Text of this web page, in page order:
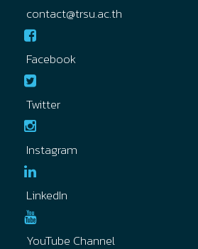
contact@trsu.ac.th
Facebook
Twitter
Instagram
LinkedIn
YouTube Channel